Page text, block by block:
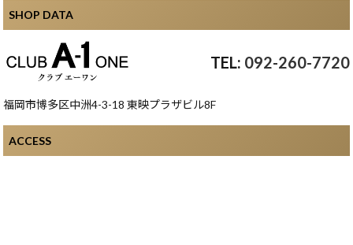
SHOP DATA
092-260-7720
福岡市博多区中洲4-3-18 東映プラザビル8F
ACCESS